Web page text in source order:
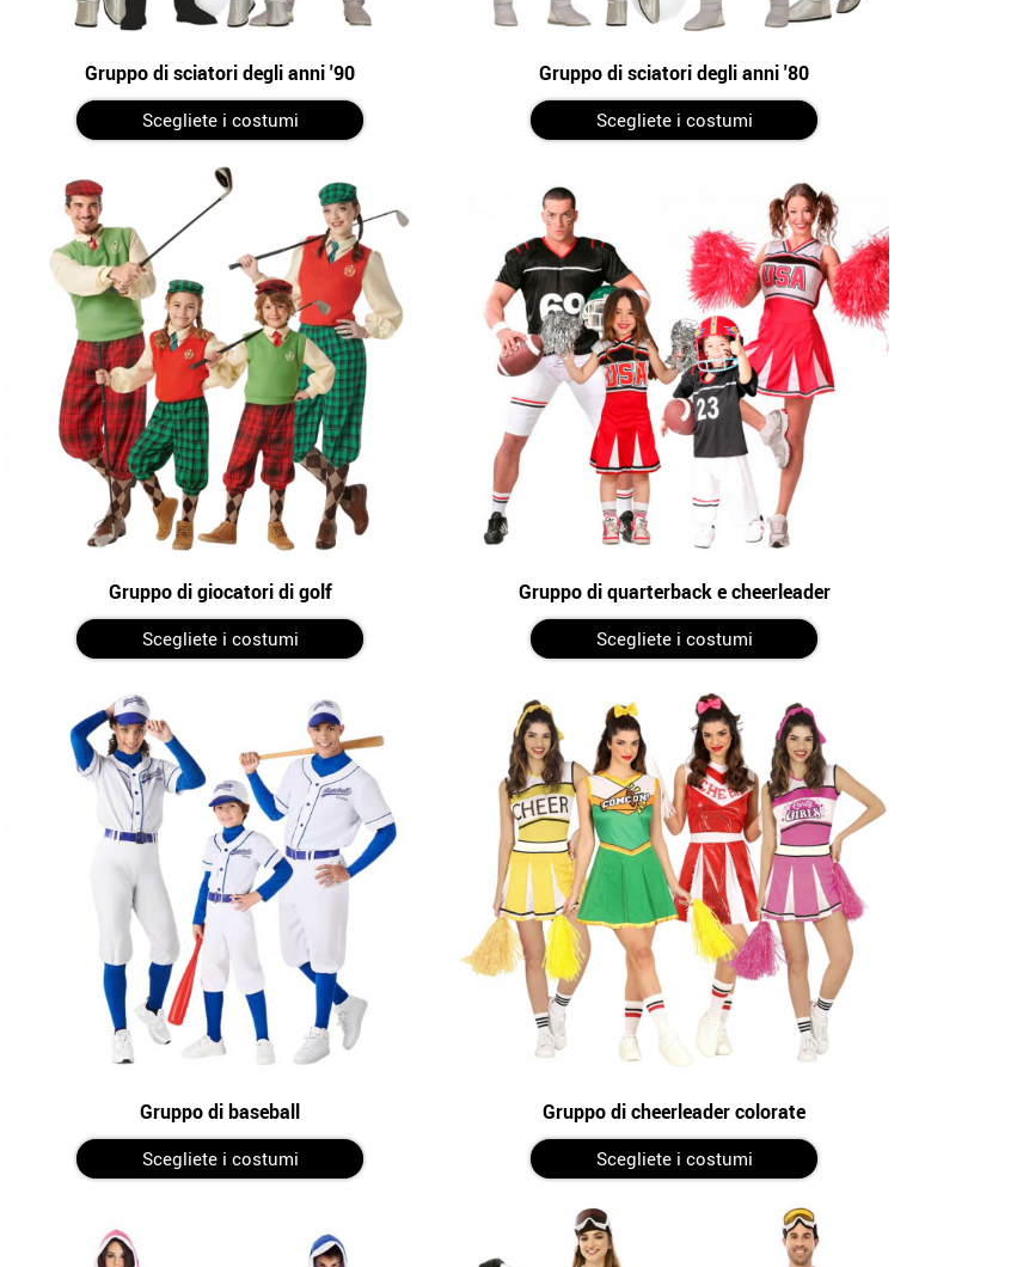
Gruppo di sciatori degli anni '90
Scegliete i costumi
Gruppo di sciatori degli anni '80
Scegliete i costumi
Gruppo di giocatori di golf
Scegliete i costumi
Gruppo di quarterback e cheerleader
Scegliete i costumi
Gruppo di baseball
Scegliete i costumi
Gruppo di cheerleader colorate
Scegliete i costumi